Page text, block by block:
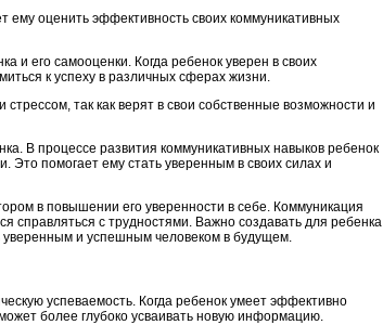
ему оценить эффективность своих коммуникативных
и его самооценки. Когда ребенок уверен в своих
к успеху в различных сферах жизни.
так как верят в свои собственные возможности и
В процессе развития коммуникативных навыков ребенок
Это помогает ему стать уверенным в своих силах и
в повышении его уверенности в себе. Коммуникация
справляться с трудностями. Важно создавать для ребенка
уверенным и успешным человеком в будущем.
успеваемость. Когда ребенок умеет эффективно
более глубоко усваивать новую информацию.